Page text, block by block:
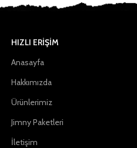
HIZLI ERİŞİM
Anasayfa
Hakkımızda
Ürünlerimiz
Jimny Paketleri
İletişim